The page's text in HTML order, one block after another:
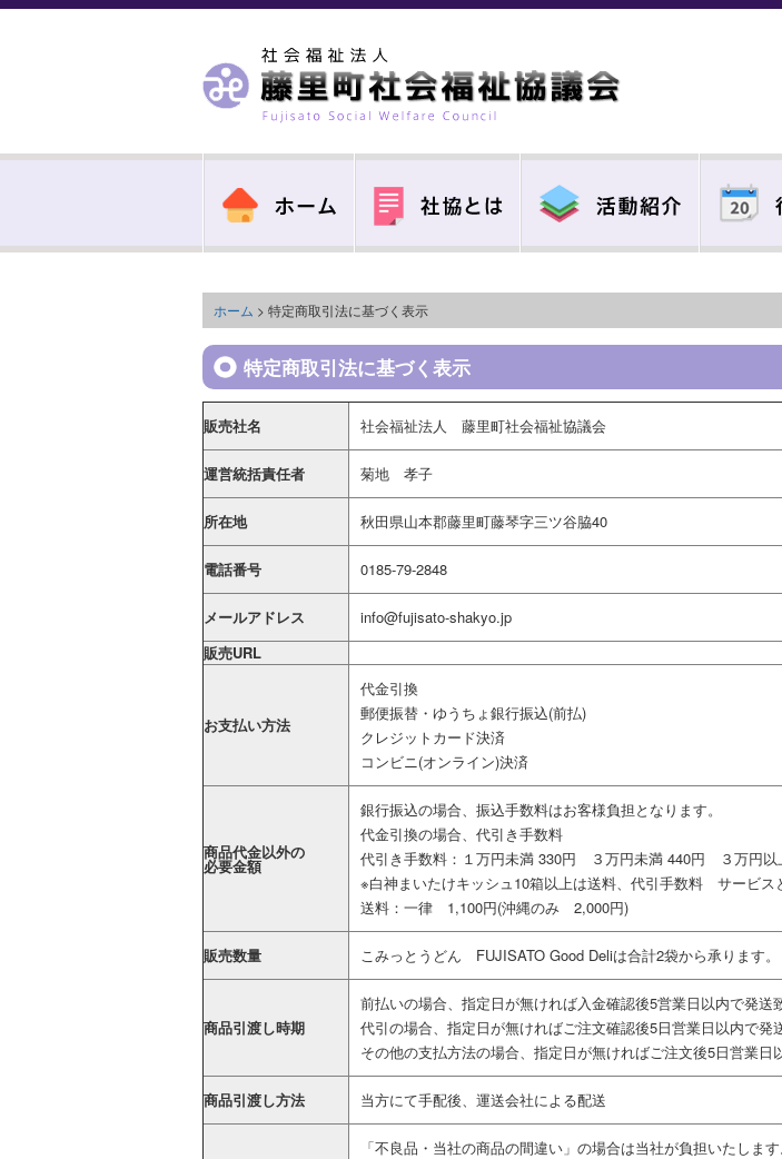
ホーム > 特定商取引法に基づく表示
特定商取引法に基づく表示
販売社名 社会福祉法人 藤里町社会福祉協議会
運営統括責任者 菊地 孝子
所在地 秋田県山本郡藤里町藤琴字三ツ谷脇40
電話番号 0185-79-2848
メールアドレス
info@fujisato-shakyo.jp
販売URL
お支払い方法
代金引換
郵便振替・ゆうちょ銀行振込(前払)
クレジットカード決済
コンビニ(オンライン)決済
商品代金以外の
必要金額
銀行振込の場合、振込手数料はお客様負担となります。
代金引換の場合、代引き手数料
代引き手数料：１万円未満 330円 ３万円未満 440円 ３万円以
※白神まいたけキッシュ10箱以上は送料、代引手数料 サービス
送料：一律 1,100円(沖縄のみ 2,000円)
販売数量 こみっとうどん FUJISATO Good Deliは合計2袋から承ります。
商品引渡し時期
前払いの場合、指定日が無ければ入金確認後5営業日以内で発送
代引の場合、指定日が無ければご注文確認後5日営業日以内で発
その他の支払方法の場合、指定日が無ければご注文後5日営業日
商品引渡し方法 当方にて手配後、運送会社による配送
「不良品・当社の商品の間違い」の場合は当社が負担いたします